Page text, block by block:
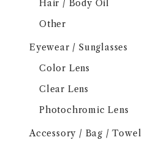
Hair / Body Oil
Other
Eyewear / Sunglasses
Color Lens
Clear Lens
Photochromic Lens
Accessory / Bag / Towel